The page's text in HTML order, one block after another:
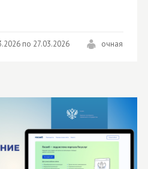
по 27.03.2026 очная